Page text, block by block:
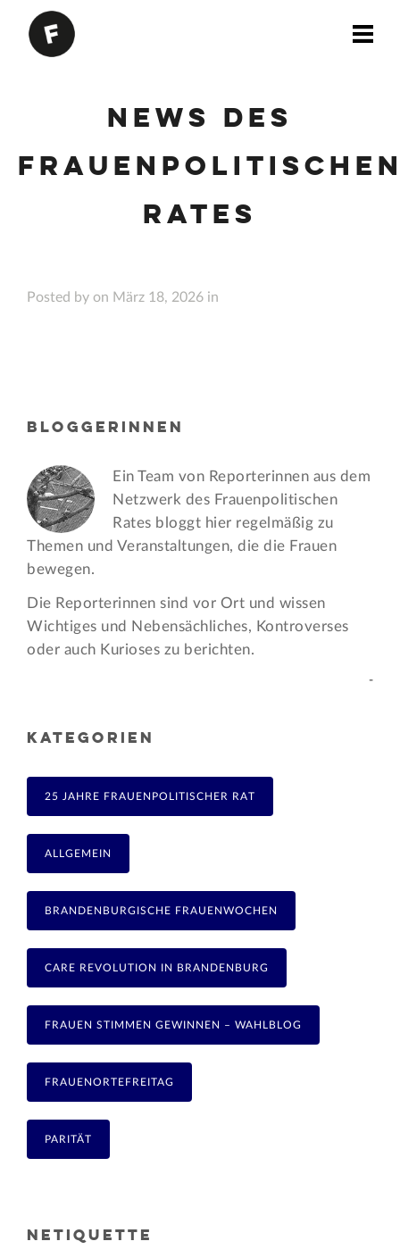
News des
Rates
Posted by on März 18, 2026 in
BLOGGERINNEN
Ein Team von Reporterinnen aus dem
Netzwerk des Frauen­politischen
Rates bloggt hier regelmäßig zu
Themen und Veran­staltungen, die die Frauen
bewegen.
Die Reporterinnen sind vor Ort und wissen
Wichtiges und Nebensächliches, Kontroverses
oder auch Kurioses zu berichten.
-
KATEGORIEN
25 JAHRE FRAUENPOLITISCHER RAT
ALLGEMEIN
BRANDENBURGISCHE FRAUENWOCHEN
CARE REVOLUTION IN BRANDENBURG
FRAUEN STIMMEN GEWINNEN – WAHLBLOG
FRAUENORTEFREITAG
PARITÄT
NETIQUETTE